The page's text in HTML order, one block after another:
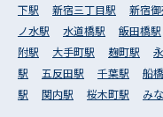
下駅
新宿三丁目駅 新宿
ノ水駅
水道橋駅 飯田橋駅
附駅
大手町駅 麹町駅
駅
五反田駅 千葉駅 船
駅
関内駅 桜木町駅 み